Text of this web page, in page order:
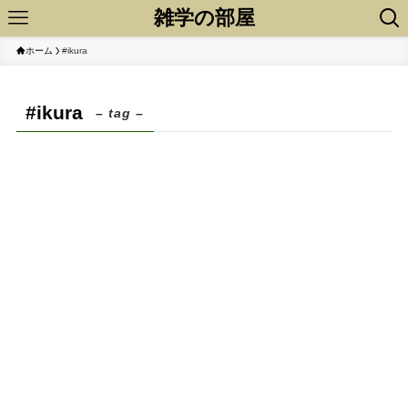
雑学の部屋
ホーム #ikura
#ikura – tag –